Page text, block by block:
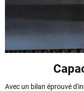
Avec un bilan éprouvé